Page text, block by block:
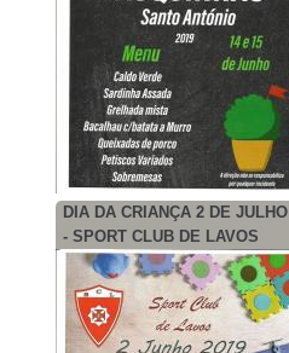
DIA DA CRIANÇA 2 DE JULHO
- SPORT CLUB DE LAVOS